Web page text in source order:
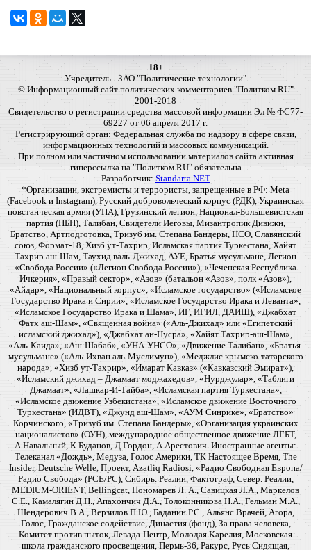
18+
Учредитель - ЗАО "Политические технологии"
© Информационный сайт политических комментариев "Политком.RU"
2001-2018
Свидетельство о регистрации средства массовой информации Эл № ФС77-
69227 от 06 апреля 2017 г.
Регистрирующий орган: Федеральная служба по надзору в сфере связи,
информационных технологий и массовых коммуникаций.
При полном или частичном использовании материалов сайта активная
гиперссылка на "Политком.RU" обязательна
Разработчик: Standarta.NET
*Организации, экстремисты и террористы, запрещенные в РФ: Meta
(Facebook и Instagram), Русский добровольческий корпус (РДК), Украинская
повстанческая армия (УПА), Грузинский легион, Национал-Большевистская
партия (НБП), Талибан, Свидетели Иеговы, Мизантропик Дивижн,
Братство, Артподготовка, Тризуб им. Степана Бандеры, НСО, Славянский
союз, Формат-18, Хизб ут-Тахрир, Исламская партия Туркестана, Хайят
Тахрир аш-Шам, Таухид валь-Джихад, АУЕ, Братья мусульмане, Легион
«Свобода России» («Легион Свобода России»), «Чеченская Республика
Ичкерия», «Правый сектор», «Азов» (батальон «Азов», полк «Азов»),
«Айдар», «Национальный корпус», «Исламское государство» («Исламское
Государство Ирака и Сирии», «Исламское Государство Ирака и Леванта»,
«Исламское Государство Ирака и Шама», ИГ, ИГИЛ, ДАИШ), «Джабхат
Фатх аш-Шам», «Священная война» («Аль-Джихад» или «Египетский
исламский джихад»), «Джабхат ан-Нусра», «Хайят Тахрир-аш-Шам»,
«Аль-Каида», «Аш-Шабаб», «УНА-УНСО», «Движение Талибан», «Братья-
мусульмане» («Аль-Ихван аль-Муслимун»), «Меджлис крымско-татарского
народа», «Хизб ут-Тахрир», «Имарат Кавказ» («Кавказский Эмират»),
«Исламский джихад – Джамаат моджахедов», «Нурджулар», «Таблиги
Джамаат», «Лашкар-И-Тайба», «Исламская партия Туркестана»,
«Исламское движение Узбекистана», «Исламское движение Восточного
Туркестана» (ИДВТ), «Джунд аш-Шам», «АУМ Синрике», «Братство»
Корчинского, «Тризуб им. Степана Бандеры», «Организация украинских
националистов» (ОУН), международное общественное движение ЛГБТ,
А.Навальный, К.Буданов, Д.Гордон, А.Арестович. Иностранные агенты:
Телеканал «Дождь», Медуза, Голос Америки, ТК Настоящее Время, The
Insider, Deutsche Welle, Проект, Azatliq Radiosi, «Радио Свободная Европа/
Радио Свобода» (PCE/PC), Сибирь. Реалии, Фактограф, Север. Реалии,
MEDIUM-ORIENT, Bellingcat, Пономарев Л. А., Савицкая Л.А., Маркелов
С.Е., Камалягин Д.Н., Апахончич Д.А., Толоконникова Н.А., Гельман М.А.,
Шендерович В.А., Верзилов П.Ю., Баданин Р.С., Альянс Врачей, Агора,
Голос, Гражданское содействие, Династия (фонд), За права человека,
Комитет против пыток, Левада-Центр, Молодая Карелия, Московская
школа гражданского просвещения, Пермь-36, Ракурс, Русь Сидящая,